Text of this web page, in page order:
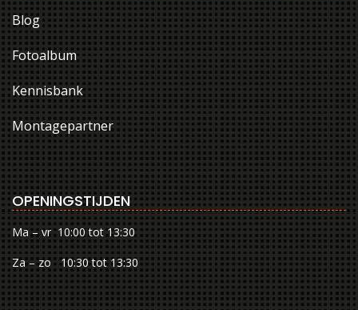
Blog
Fotoalbum
Kennisbank
Montagepartner
OPENINGSTIJDEN
Ma – vr 10:00 tot 13:30
Za – zo 10:30 tot 13:30